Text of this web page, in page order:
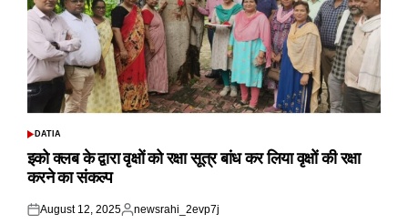
POSTED
DATIA
इको क्लब के द्वारा वृक्षों को रक्षा सूत्र बांध कर लिया वृक्षों की रक्षा
करने का संकल्प
Posted
August 12, 2025
Posted
newsrahi_2evp7j